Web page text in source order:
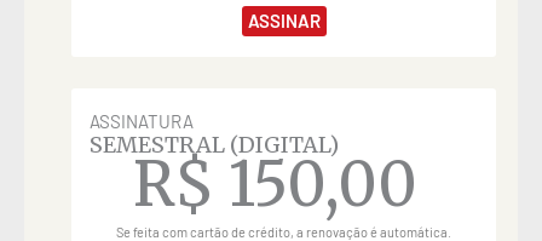
ASSINAR
ASSINATURA
SEMESTRAL (DIGITAL)
R$ 150,00
Se feita com cartão de crédito, a renovação é automática.